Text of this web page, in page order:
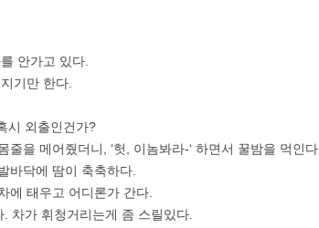
안가고 있다.
기만 한다.
시 외출인건가?
을 메어줬더니, ‘헛, 이놈봐라-‘ 하면서 꿀밤을 먹인다.
바닥에 땀이 축축하다.
에 태우고 어디론가 간다.
차가 휘청거리는게 좀 스릴있다.